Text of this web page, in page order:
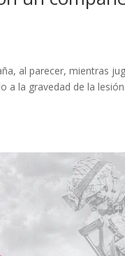
al parecer, mientras
a la gravedad de la